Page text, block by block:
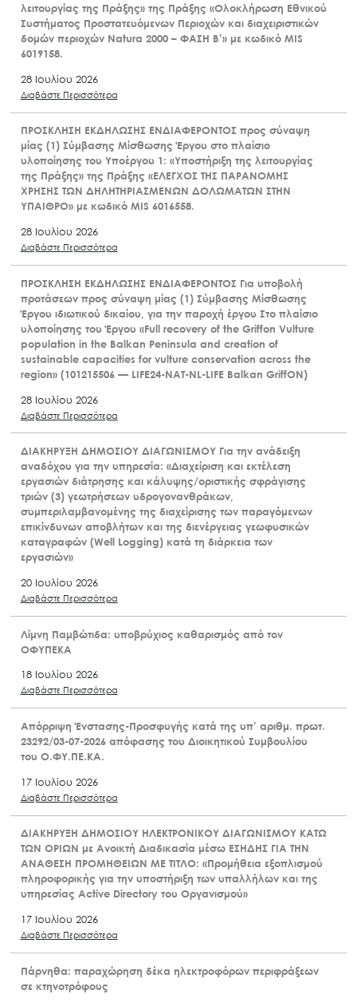
λειτουργίας της Πράξης» της Πράξης «Ολοκλήρωση Εθνικού
Συστήματος Προστατευόμενων Περιοχών και διαχειριστικών
δομών περιοχών Natura 2000 – ΦΑΣΗ Β’» με κωδικό MIS
6019158.
28 Ιουλίου 2026
Διαβάστε Περισσότερα
ΠΡΟΣΚΛΗΣΗ ΕΚΔΗΛΩΣΗΣ ΕΝΔΙΑΦΕΡΟΝΤΟΣ προς σύναψη
μίας (1) Σύμβασης Μίσθωσης Έργου στο πλαίσιο
υλοποίησης του Υποέργου 1: «Υποστήριξη της λειτουργίας
της Πράξης» της Πράξης «ΕΛΕΓΧΟΣ ΤΗΣ ΠΑΡΑΝΟΜΗΣ
ΧΡΗΣΗΣ ΤΩΝ ΔΗΛΗΤΗΡΙΑΣΜΕΝΩΝ ΔΟΛΩΜΑΤΩΝ ΣΤΗΝ
ΥΠΑΙΘΡΟ» με κωδικό MIS 6016558.
28 Ιουλίου 2026
Διαβάστε Περισσότερα
ΠΡΟΣΚΛΗΣΗ ΕΚΔΗΛΩΣΗΣ ΕΝΔΙΑΦΕΡΟΝΤΟΣ Για υποβολή
προτάσεων προς σύναψη μίας (1) Σύμβασης Μίσθωσης
Έργου ιδιωτικού δικαίου, για την παροχή έργου Στο πλαίσιο
υλοποίησης του Έργου «Full recovery of the Griffon Vulture
population in the Balkan Peninsula and creation of
sustainable capacities for vulture conservation across the
region» (101215506 — LIFE24-NAT-NL-LIFE Balkan GriffON)
28 Ιουλίου 2026
Διαβάστε Περισσότερα
ΔΙΑΚΗΡΥΞΗ ΔΗΜΟΣΙΟΥ ΔΙΑΓΩΝΙΣΜΟΥ Για την ανάδειξη
αναδόχου για την υπηρεσία: «Διαχείριση και εκτέλεση
εργασιών διάτρησης και κάλυψης/οριστικής σφράγισης
τριών (3) γεωτρήσεων υδρογονανθράκων,
συμπεριλαμβανομένης της διαχείρισης των παραγόμενων
επικίνδυνων αποβλήτων και της διενέργειας γεωφυσικών
καταγραφών (Well Logging) κατά τη διάρκεια των
εργασιών»
20 Ιουλίου 2026
Διαβάστε Περισσότερα
Λίμνη Παμβώτιδα: υποβρύχιος καθαρισμός από τον
ΟΦΥΠΕΚΑ
18 Ιουλίου 2026
Διαβάστε Περισσότερα
Απόρριψη Ένστασης-Προσφυγής κατά της υπ’ αριθμ. πρωτ.
23292/03-07-2026 απόφασης του Διοικητικού Συμβουλίου
του Ο.ΦΥ.ΠΕ.ΚΑ.
17 Ιουλίου 2026
Διαβάστε Περισσότερα
ΔΙΑΚΗΡΥΞΗ ΔΗΜΟΣΙΟΥ ΗΛΕΚΤΡΟΝΙΚΟΥ ΔΙΑΓΩΝΙΣΜΟΥ ΚΑΤΩ
ΤΩΝ ΟΡΙΩΝ με Ανοικτή Διαδικασία μέσω ΕΣΗΔΗΣ ΓΙΑ ΤΗΝ
ΑΝΑΘΕΣΗ ΠΡΟΜΗΘΕΙΩΝ ΜΕ ΤΙΤΛΟ: «Προμήθεια εξοπλισμού
πληροφορικής για την υποστήριξη των υπαλλήλων και της
υπηρεσίας Active Directory του Οργανισμού»
17 Ιουλίου 2026
Διαβάστε Περισσότερα
Πάρνηθα: παραχώρηση δέκα ηλεκτροφόρων περιφράξεων
σε κτηνοτρόφους